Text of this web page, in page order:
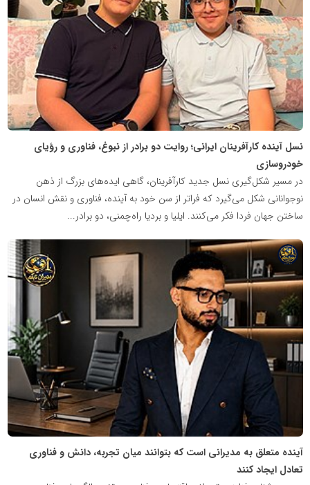
نسل آینده کارآفرینان ایرانی؛ روایت دو برادر از نبوغ، فناوری و رؤیای
خودروسازی
در مسیر شکل‌گیری نسل جدید کارآفرینان، گاهی ایده‌های بزرگ از ذهن
نوجوانانی شکل می‌گیرد که فراتر از سن خود به آینده، فناوری و نقش انسان در
ساختن جهان فردا فکر می‌کنند. ایلیا و بردیا راه‌چمنی، دو برادر...
نابغه
آینده متعلق به مدیرانی است که بتوانند میان تجربه، دانش و فناوری
تعادل ایجاد کنند
شبکه
خبری
مدیران
نابغه